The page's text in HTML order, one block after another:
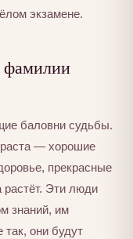
экзамене.
баловни судьбы.
— хорошие
прекрасные
растёт. Эти люди
знаний, им
так, они будут